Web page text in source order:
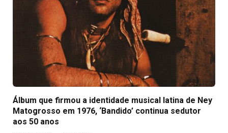
Álbum que firmou a identidade musical latina de Ney
Matogrosso em 1976, ‘Bandido’ continua sedutor
aos 50 anos